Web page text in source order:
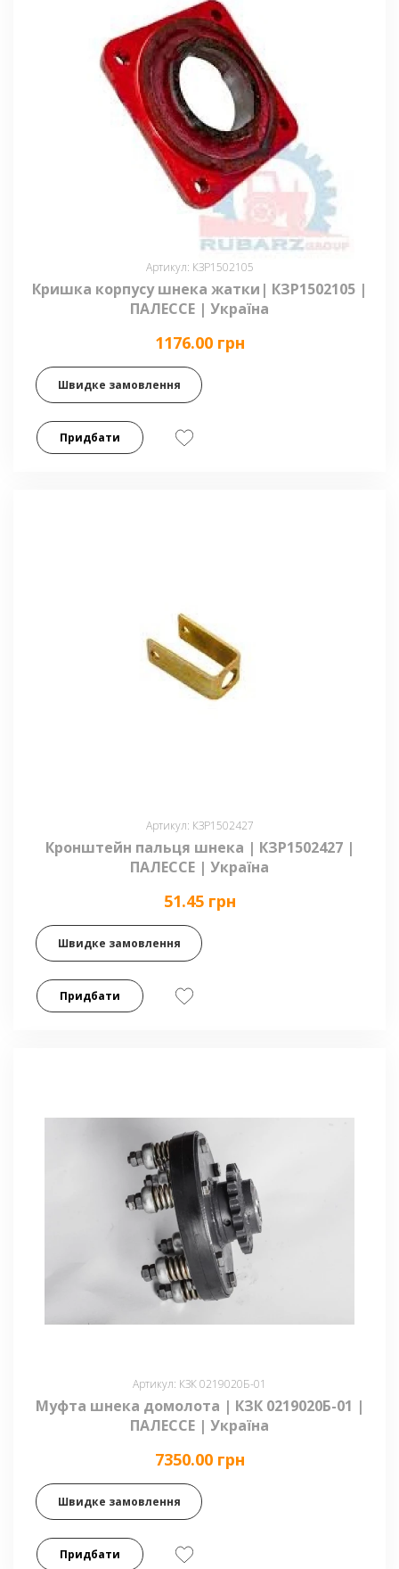
Артикул: КЗР1502105
Кришка корпусу шнека жатки| КЗР1502105 |
ПАЛЕССЕ | Україна
1176.00 грн
Швидке замовлення
Придбати
Артикул: КЗР1502427
Кронштейн пальця шнека | КЗР1502427 |
ПАЛЕССЕ | Україна
51.45 грн
Швидке замовлення
Придбати
Артикул: КЗК 0219020Б-01
Муфта шнека домолота | КЗК 0219020Б-01 |
ПАЛЕССЕ | Україна
7350.00 грн
Швидке замовлення
Придбати